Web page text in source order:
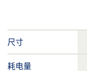
尺寸
耗电量